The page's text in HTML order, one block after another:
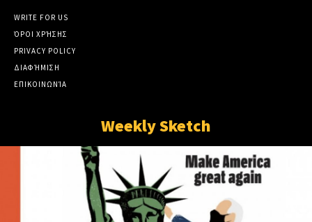
WRITE FOR US
ΌΡΟΙ ΧΡΉΣΗΣ
PRIVACY POLICY
ΔΙΑΦΉΜΙΣΗ
ΕΠΙΚΟΙΝΩΝΊΑ
Weekly Sketch